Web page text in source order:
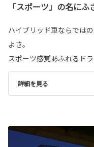
「スポーツ」の名にふ
ハイブリッド車ならでは
よさ。
スポーツ感覚あふれるド
詳細を見る